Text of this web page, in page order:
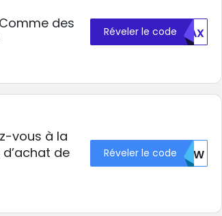
des
Réveler le codeMDAX
vous à la
de
Réveler le codeMTAW